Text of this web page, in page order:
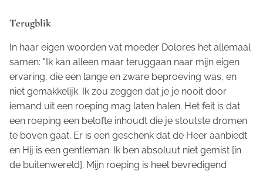
Terugblik
In haar eigen woorden vat moeder Dolores het allemaal
samen: "Ik kan alleen maar teruggaan naar mijn eigen
ervaring, die een lange en zware beproeving was, en
niet gemakkelijk. Ik zou zeggen dat je je nooit door
iemand uit een roeping mag laten halen. Het feit is dat
een roeping een belofte inhoudt die je stoutste dromen
te boven gaat. Er is een geschenk dat de Heer aanbiedt
en Hij is een gentleman. Ik ben absoluut niet gemist [in
de buitenwereld]. Mijn roeping is heel bevredigend